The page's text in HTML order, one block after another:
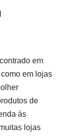
em
em lojas
de
às
lojas